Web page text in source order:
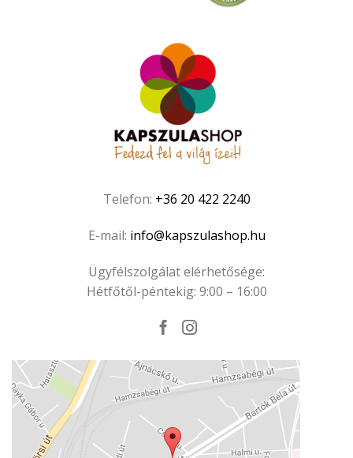
Telefon: +36 20 422 2240
E-mail: info@kapszulashop.hu
Ügyfélszolgálat elérhetősége:
Hétfőtől-péntekig: 9:00 – 16:00